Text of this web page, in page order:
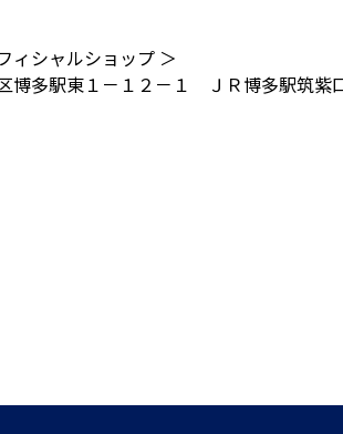
ィシャルショップ ＞
博多駅東１－１２－１ ＪＲ博多駅筑紫